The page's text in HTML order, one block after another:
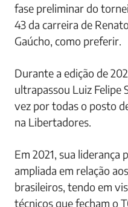
aumentou a sua
Renato Gaúcho: o
vitórias na Libertadores
A goleada por 6 a 1 na
fase preliminar do
43 da carreira de
Gaúcho, como preferir.
Durante a edição de
ultrapassou Luiz Felipe
vez por todas o posto
na Libertadores.